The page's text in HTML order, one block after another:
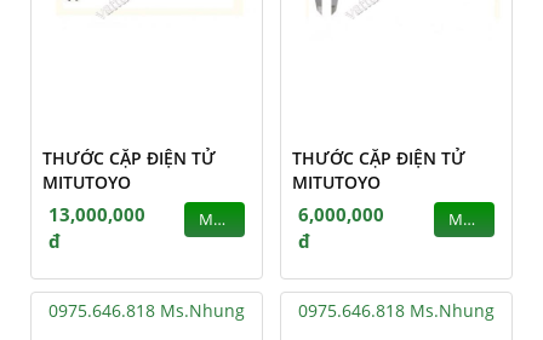
THƯỚC CẶP ĐIỆN TỬ
MITUTOYO
13,000,000
đ
MUA
THƯỚC CẶP ĐIỆN TỬ
MITUTOYO
6,000,000
đ
MUA
0975.646.818 Ms.Nhung 0975.646.818 Ms.Nhung